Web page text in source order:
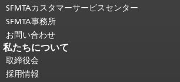
SFMTAカスタマーサービスセンター
SFMTA事務所
お問い合わせ
私たちについて
取締役会
採用情報